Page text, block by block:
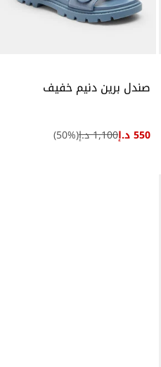
صندل برين دنيم خفيف
550 د.إ 1,100 د.إ (
50%)